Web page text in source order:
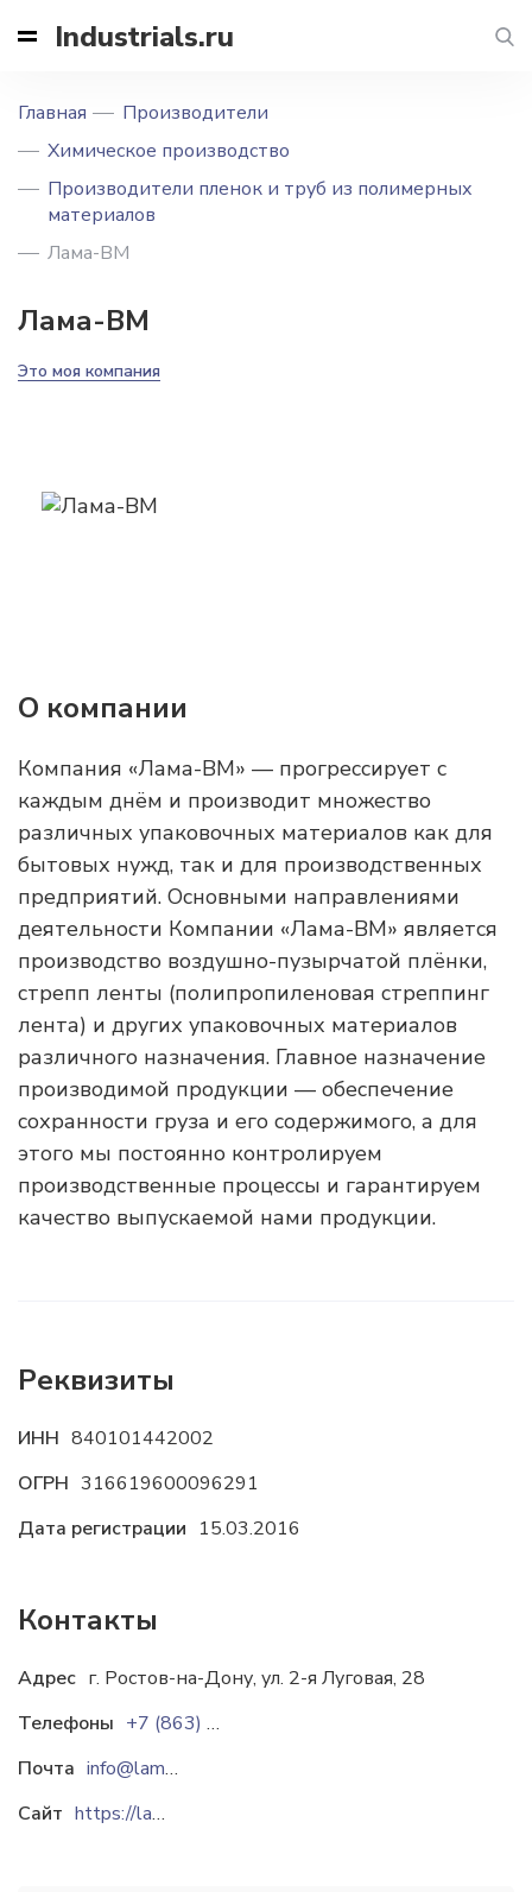
Industrials.ru
Главная
Производители
Химическое производство
Производители пленок и труб из полимерных
материалов
Лама-ВМ
Лама-ВМ
Это моя компания
О компании
Компания «Лама-ВМ» — прогрессирует с
каждым днём и производит множество
различных упаковочных материалов как для
бытовых нужд, так и для производственных
предприятий. Основными направлениями
деятельности Компании «Лама-ВМ» является
производство воздушно-пузырчатой плёнки,
стрепп ленты (полипропиленовая стреппинг
лента) и других упаковочных материалов
различного назначения. Главное назначение
производимой продукции — обеспечение
сохранности груза и его содержимого, а для
этого мы постоянно контролируем
производственные процессы и гарантируем
качество выпускаемой нами продукции.
Реквизиты
ИНН 840101442002
ОГРН 316619600096291
Дата регистрации 15.03.2016
Контакты
Адрес г. Ростов-на-Дону, ул. 2-я Луговая, 28
Телефоны
+7 (863) 221-21-30
Почта
info@lama-vm.ru
Сайт
https://lama-vm.ru